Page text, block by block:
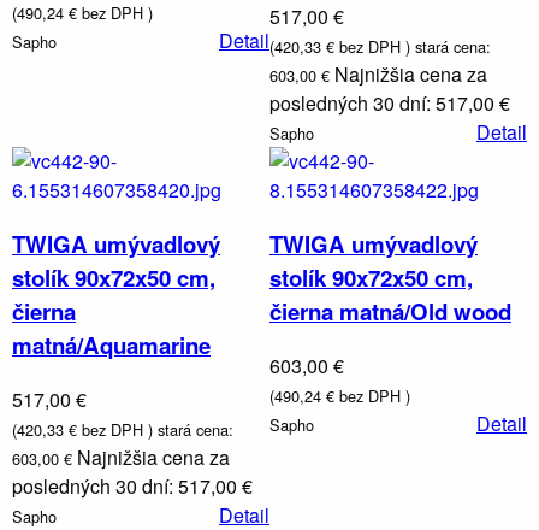
(490,24 € bez DPH )
Sapho
Detail
517,00 €
(420,33 € bez DPH ) stará cena:
603,00 € Najnižšia cena za
posledných 30 dní: 517,00 €
Sapho Detail
TWIGA umývadlový
stolík 90x72x50 cm,
čierna
matná/Aquamarine
517,00 €
(420,33 € bez DPH ) stará cena:
603,00 € Najnižšia cena za
posledných 30 dní: 517,00 €
Sapho Detail
TWIGA umývadlový
stolík 90x72x50 cm,
čierna matná/Old wood
603,00 €
(490,24 € bez DPH )
Sapho
Detail